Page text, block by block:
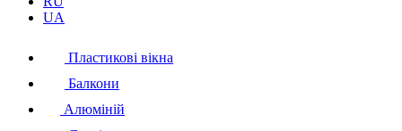
UA
Пластикові вікна
Балкони
Алюміній